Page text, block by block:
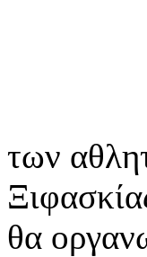
των
θα